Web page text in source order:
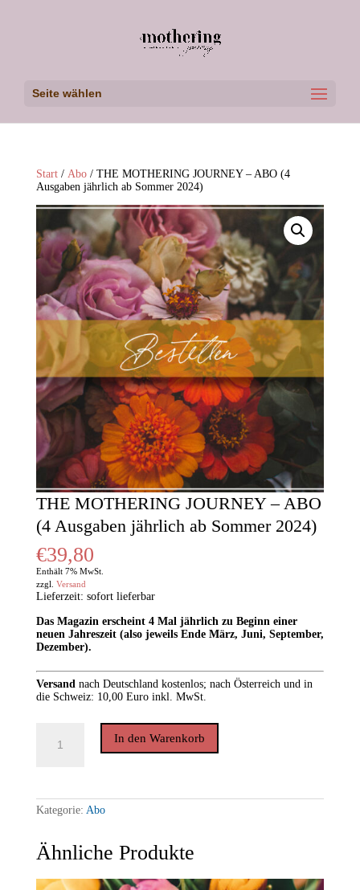
Seite wählen
Start/ Abo/ THE MOTHERING JOURNEY – ABO (4
Ausgaben jährlich ab Sommer 2024)
THE MOTHERING JOURNEY – ABO
(4 Ausgaben jährlich ab Sommer 2024)
€39,80
Enthält 7% MwSt.
zzgl. Versand
Lieferzeit: sofort lieferbar
Das Magazin erscheint 4 Mal jährlich zu Beginn einer
neuen Jahreszeit (also jeweils Ende März, Juni, September,
Dezember).
Versand nach Deutschland kostenlos; nach Österreich und in
die Schweiz: 10,00 Euro inkl. MwSt.
MOTHERING
Ausgaben
jährlich
Sommer
2024)
In den Warenkorb
Kategorie: Abo
Ähnliche Produkte